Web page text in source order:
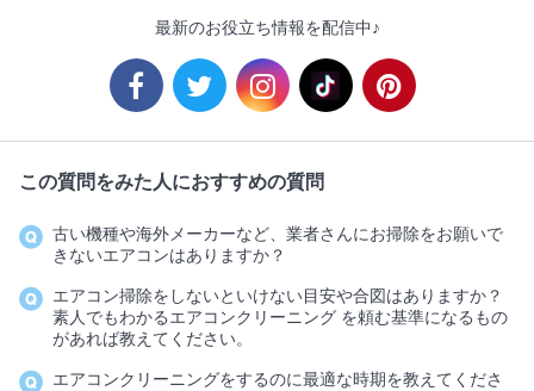
最新のお役立ち情報を配信中♪
この質問をみた人におすすめの質問
古い機種や海外メーカーなど、業者さんにお掃除をお願いで
きないエアコンはありますか？
エアコン掃除をしないといけない目安や合図はありますか？
素人でもわかるエアコンクリーニング を頼む基準になるもの
があれば教えてください。
エアコンクリーニングをするのに最適な時期を教えてくださ